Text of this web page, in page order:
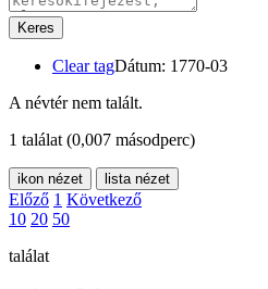
Keres
Clear tagDátum: 1770-03
A névtér nem talált.
1 találat (0,007 másodperc)
ikon nézet lista nézet
Előző 1 Következő
10 20 50
találat